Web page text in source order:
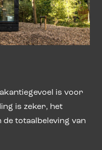
is voor
is zeker, het
totaalbeleving van